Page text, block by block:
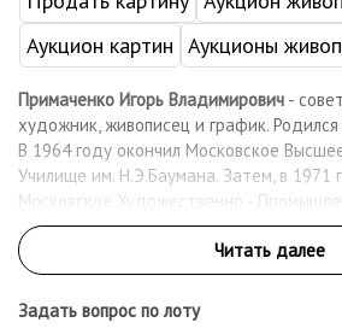
Аукцион картин Аукционы
Примаченко Игорь Владимирович -
художник, живописец и график.
В 1964 году окончил Московское
Училище им. Н.Э.Баумана. Затем, в 1971
Московское Художественно -
Строганова .
Член Союза Художников СССР и России с
области станковой живописи и
выполнено большое количество
для общественных, промышленных и
Задать вопрос по лоту